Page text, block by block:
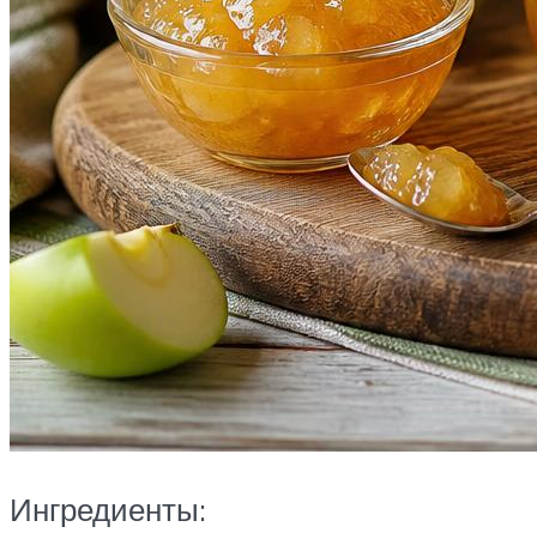
Ингредиенты: